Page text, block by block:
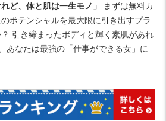
ど、体と肌は一生モノ」
まずは無料カ
ポテンシャルを最大限に引き出すプラ
引き締まったボディと輝く素肌があれ
あなたは最強の「仕事ができる女」に